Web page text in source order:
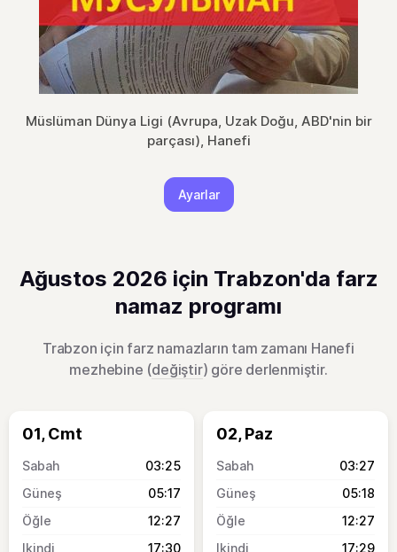
Müslüman Dünya Ligi (Avrupa, Uzak Doğu, ABD'nin bir
parçası), Hanefi
Ayarlar
Ağustos 2026 için Trabzon'da farz
namaz programı
Trabzon için farz namazların tam zamanı Hanefi
mezhebine (değiştir) göre derlenmiştir.
01, Cmt
03:25
05:17
12:27
17:30
02, Paz
03:27
05:18
12:27
17:29